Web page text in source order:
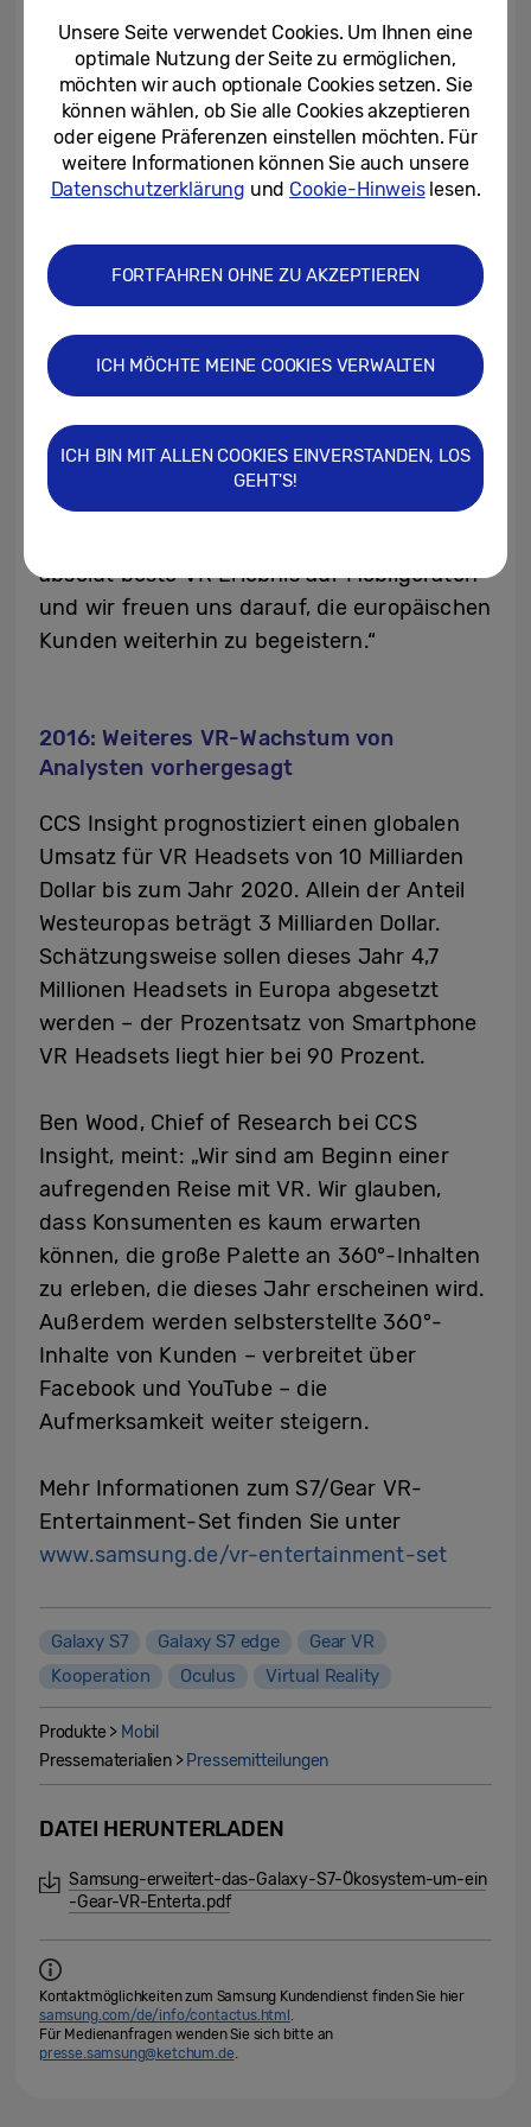
wir einem größeren Kundenkreis Virtual
Reality näherbringen, damit viele Menschen
von dieser fantastischen neuen Technologie
profitieren können.“
„Oculus hat das Ziel, dass Menschen die
Faszination der virtuellen Realität erleben –
unabhängig von den Inhalten und vom Ort.
Die Samsung Gear VR ermöglicht uns das“,
sagt Max Cohen, Head of Mobile von Oculus.
„Erst kürzlich verkündeten wir, dass eine
verwendet haben. Ein wichtiger Meilenstein,
der für die großartige Erfahrung spricht, die
Samsung und Oculus bieten. Gemeinsam
absolut beste VR Erlebnis auf Mobilgeräten
und wir freuen uns darauf, die europäischen
Kunden weiterhin zu begeistern.“
2016: Weiteres VR-Wachstum von
Analysten vorhergesagt
CCS Insight prognostiziert einen globalen
Umsatz für VR Headsets von 10 Milliarden
Dollar bis zum Jahr 2020. Allein der Anteil
Westeuropas beträgt 3 Milliarden Dollar.
Schätzungsweise sollen dieses Jahr 4,7
Millionen Headsets in Europa abgesetzt
werden – der Prozentsatz von Smartphone
VR Headsets liegt hier bei 90 Prozent.
Ben Wood, Chief of Research bei CCS
Insight, meint: „Wir sind am Beginn einer
aufregenden Reise mit VR. Wir glauben,
dass Konsumenten es kaum erwarten
können, die große Palette an 360°-Inhalten
zu erleben, die dieses Jahr erscheinen wird.
Außerdem werden selbsterstellte 360°-
Inhalte von Kunden – verbreitet über
Facebook und YouTube – die
Aufmerksamkeit weiter steigern.
Mehr Informationen zum S7/Gear VR-
Entertainment-Set finden Sie unter
www.samsung.de/vr-entertainment-set
Galaxy S7 Galaxy S7 edge
Gear VR
Kooperation
Oculus Virtual Reality
Produkte > Mobil
Pressematerialien > Pressemitteilungen
DATEI HERUNTERLADEN
Samsung-erweitert-das-Galaxy-S7-Ökosystem-um-ein
-Gear-VR-Enterta.pdf
Kontaktmöglichkeiten zum Samsung Kundendienst finden Sie hier
samsung.com/de/info/contactus.html .
Für Medienanfragen wenden Sie sich bitte an
presse.samsung@ketchum.de.
Unsere Seite verwendet Cookies. Um Ihnen eine
optimale Nutzung der Seite zu ermöglichen,
möchten wir auch optionale Cookies setzen. Sie
können wählen, ob Sie alle Cookies akzeptieren
oder eigene Präferenzen einstellen möchten. Für
weitere Informationen können Sie auch unsere
Datenschutzerklärung und Cookie-Hinweislesen.
FORTFAHREN OHNE ZU AKZEPTIEREN
ICH MÖCHTE MEINE COOKIES VERWALTEN
ICH BIN MIT ALLEN COOKIES EINVERSTANDEN, LOS
GEHT'S!